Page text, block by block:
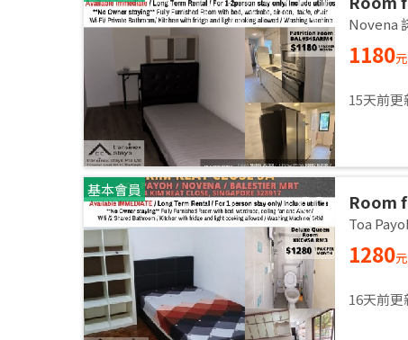
Novena
1180
15天前更
基本會員
Room
Toa
1280
16天前更